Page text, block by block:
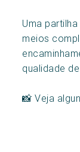
Uma
meios
qualidade
📸 Veja